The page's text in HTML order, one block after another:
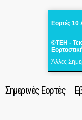
Εορτές 10
©ΤΕΗ -
Άλλες
Σημερινές Εορτές